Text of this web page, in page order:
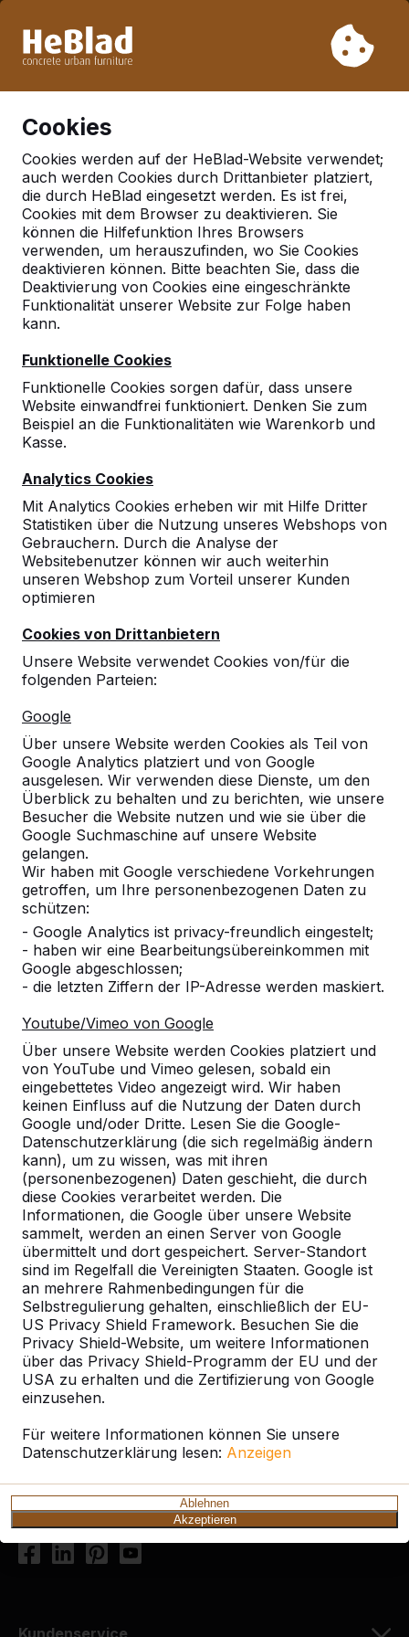
Woche 33 nicht. Bitte berücksichtigen Sie daher längere
Cookies
Cookies werden auf der HeBlad-Website verwendet;
auch werden Cookies durch Drittanbieter platziert,
die durch HeBlad eingesetzt werden. Es ist frei,
Cookies mit dem Browser zu deaktivieren. Sie
können die Hilfefunktion Ihres Browsers
verwenden, um herauszufinden, wo Sie Cookies
deaktivieren können. Bitte beachten Sie, dass die
Deaktivierung von Cookies eine eingeschränkte
Funktionalität unserer Website zur Folge haben
kann.
Funktionelle Cookies
Funktionelle Cookies sorgen dafür, dass unsere
Website einwandfrei funktioniert. Denken Sie zum
Beispiel an die Funktionalitäten wie Warenkorb und
Kasse.
Analytics Cookies
Mit Analytics Cookies erheben wir mit Hilfe Dritter
Statistiken über die Nutzung unseres Webshops von
Gebrauchern. Durch die Analyse der
Websitebenutzer können wir auch weiterhin
unseren Webshop zum Vorteil unserer Kunden
optimieren
Cookies von Drittanbietern
Unsere Website verwendet Cookies von/für die
folgenden Parteien:
Google
Über unsere Website werden Cookies als Teil von
Google Analytics platziert und von Google
ausgelesen. Wir verwenden diese Dienste, um den
Überblick zu behalten und zu berichten, wie unsere
Besucher die Website nutzen und wie sie über die
Google Suchmaschine auf unsere Website
gelangen.
Wir haben mit Google verschiedene Vorkehrungen
getroffen, um Ihre personenbezogenen Daten zu
schützen:
- Google Analytics ist privacy-freundlich eingestelt;
- haben wir eine Bearbeitungsübereinkommen mit
Google abgeschlossen;
- die letzten Ziffern der IP-Adresse werden maskiert.
Youtube/Vimeo von Google
Über unsere Website werden Cookies platziert und
von YouTube und Vimeo gelesen, sobald ein
eingebettetes Video angezeigt wird. Wir haben
keinen Einfluss auf die Nutzung der Daten durch
Google und/oder Dritte. Lesen Sie die Google-
Datenschutzerklärung (die sich regelmäßig ändern
kann), um zu wissen, was mit ihren
(personenbezogenen) Daten geschieht, die durch
diese Cookies verarbeitet werden. Die
Informationen, die Google über unsere Website
sammelt, werden an einen Server von Google
übermittelt und dort gespeichert. Server-Standort
sind im Regelfall die Vereinigten Staaten. Google ist
an mehrere Rahmenbedingungen für die
Selbstregulierung gehalten, einschließlich der EU-
US Privacy Shield Framework. Besuchen Sie die
Privacy Shield-Website, um weitere Informationen
über das Privacy Shield-Programm der EU und der
USA zu erhalten und die Zertifizierung von Google
einzusehen.
Für weitere Informationen können Sie unsere
Datenschutzerklärung lesen: Anzeigen
Ablehnen
Akzeptieren
Deutschland
Referenties in:
Oranienburg ot
germendorf
Geen reviews gevonden voor deze
locatie.
Referenzen
Unsere Produkte finden Sie in ganz Europa
und darüber hinaus. Sehen Sie hier, wo Sie
ein HeBlad-Produkt in Ihrer Nähe finden.
Produkt
Alles anzeigen
Kategorie
Alles anzeigen
Ort oder Postleitzahl suchen
Zie ook
Oranienburg
Kontakt
HeBlad Deutschland
Diekerstraße 97
Deutschland
+49 212 934 77 25
info@HeBlad.de
Kundenservice